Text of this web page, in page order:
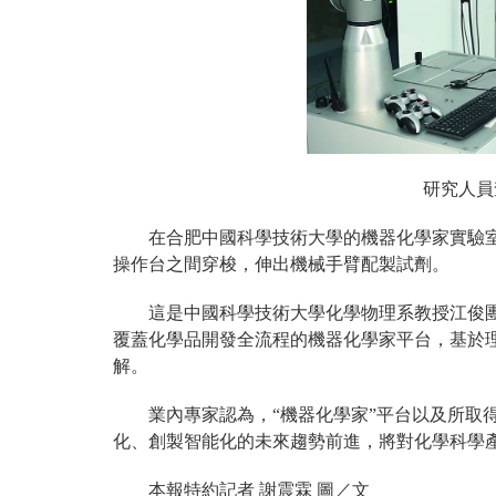
研究人
在合肥中國科學技術大學的機器化學家實驗
操作台之間穿梭，伸出機械手臂配製試劑。
這是中國科學技術大學化學物理系教授江俊
覆蓋化學品開發全流程的機器化學家平台，基
解。
業內專家認為，“機器化學家”平台以及所
化、創製智能化的未來趨勢前進，將對化學科學
本報特約記者 謝震霖 圖／文